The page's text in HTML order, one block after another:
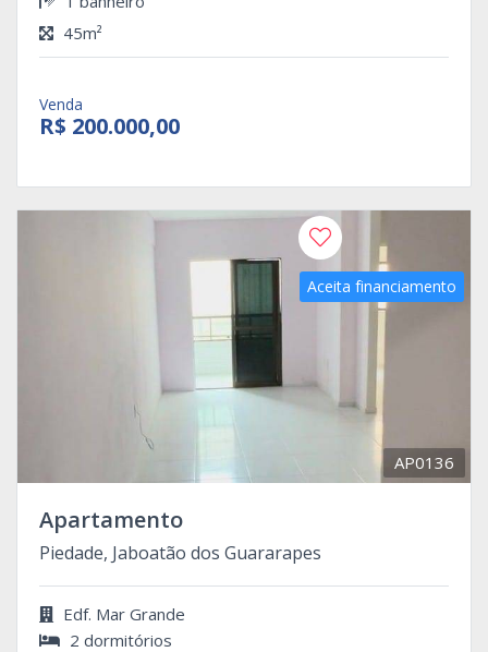
45m²
Venda
R$ 200.000,00
Aceita financiamento
AP0136
Apartamento
Piedade, Jaboatão dos Guararapes
Edf. Mar Grande
2 dormitórios